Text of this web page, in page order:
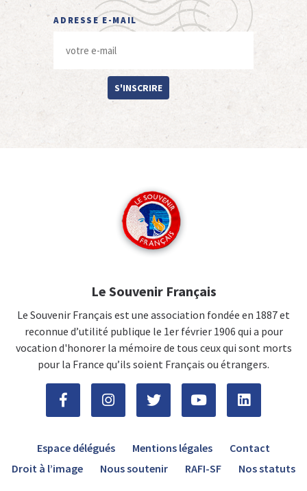
ADRESSE E-MAIL
S'INSCRIRE
Le Souvenir Français
Le Souvenir Français est une association fondée en 1887 et
reconnue d’utilité publique le 1er février 1906 qui a pour
vocation d'honorer la mémoire de tous ceux qui sont morts
pour la France qu’ils soient Français ou étrangers.
Espace délégués Mentions légales
Contact
Droit à l’image
Nous soutenir RAFI-SF Nos statuts